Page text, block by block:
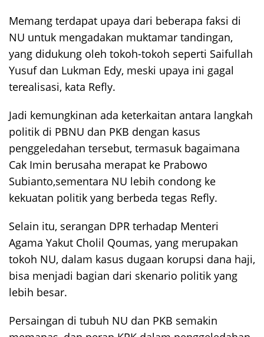
Memang terdapat upaya dari beberapa faksi di
NU untuk mengadakan muktamar tandingan,
yang didukung oleh tokoh-tokoh seperti Saifullah
Yusuf dan Lukman Edy, meski upaya ini gagal
terealisasi, kata Refly.
Jadi kemungkinan ada keterkaitan antara langkah
politik di PBNU dan PKB dengan kasus
penggeledahan tersebut, termasuk bagaimana
Cak Imin berusaha merapat ke Prabowo
Subianto,sementara NU lebih condong ke
kekuatan politik yang berbeda tegas Refly.
Selain itu, serangan DPR terhadap Menteri
Agama Yakut Cholil Qoumas, yang merupakan
tokoh NU, dalam kasus dugaan korupsi dana haji,
bisa menjadi bagian dari skenario politik yang
lebih besar.
Persaingan di tubuh NU dan PKB semakin